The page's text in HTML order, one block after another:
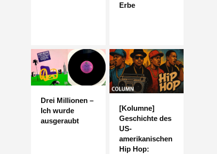
Erbe
Drei Millionen –
Ich wurde
ausgeraubt
[Kolumne]
Geschichte des
US-
amerikanischen
Hip Hop: